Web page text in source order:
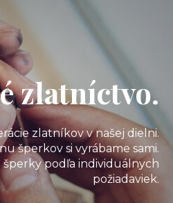
zlatníctvo.
zlatníkov v našej dielni.
šperkov si vyrábame sami.
šperky podľa individuálnych
požiadaviek.